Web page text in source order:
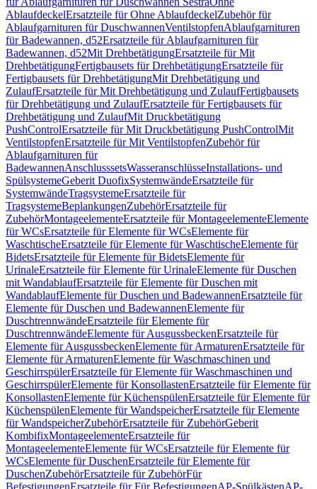
AblaufdeckelErsatzteile für Ohne AblaufdeckelZubehör für
Ablaufgarnituren für DuschwannenVentilstopfenAblaufgarnituren
für Badewannen, d52Ersatzteile für Ablaufgarnituren für
Badewannen, d52Mit DrehbetätigungErsatzteile für Mit
DrehbetätigungFertigbausets für DrehbetätigungErsatzteile für
Fertigbausets für DrehbetätigungMit Drehbetätigung und
ZulaufErsatzteile für Mit Drehbetätigung und ZulaufFertigbausets
für Drehbetätigung und ZulaufErsatzteile für Fertigbausets für
Drehbetätigung und ZulaufMit Druckbetätigung
PushControlErsatzteile für Mit Druckbetätigung PushControlMit
VentilstopfenErsatzteile für Mit VentilstopfenZubehör für
Ablaufgarnituren für
BadewannenAnschlusssetsWasseranschlüsseInstallations- und
SpülsystemeGeberit DuofixSystemwändeErsatzteile für
SystemwändeTragsystemeErsatzteile für
TragsystemeBeplankungenZubehörErsatzteile für
ZubehörMontageelementeErsatzteile für MontageelementeElemente
für WCsErsatzteile für Elemente für WCsElemente für
WaschtischeErsatzteile für Elemente für WaschtischeElemente für
BidetsErsatzteile für Elemente für BidetsElemente für
UrinaleErsatzteile für Elemente für UrinaleElemente für Duschen
mit WandablaufErsatzteile für Elemente für Duschen mit
WandablaufElemente für Duschen und BadewannenErsatzteile für
Elemente für Duschen und BadewannenElemente für
DuschtrennwändeErsatzteile für Elemente für
DuschtrennwändeElemente für AusgussbeckenErsatzteile für
Elemente für AusgussbeckenElemente für ArmaturenErsatzteile für
Elemente für ArmaturenElemente für Waschmaschinen und
GeschirrspülerErsatzteile für Elemente für Waschmaschinen und
GeschirrspülerElemente für KonsollastenErsatzteile für Elemente für
KonsollastenElemente für KüchenspülenErsatzteile für Elemente für
KüchenspülenElemente für WandspeicherErsatzteile für Elemente
für WandspeicherZubehörErsatzteile für ZubehörGeberit
KombifixMontageelementeErsatzteile für
MontageelementeElemente für WCsErsatzteile für Elemente für
WCsElemente für DuschenErsatzteile für Elemente für
DuschenZubehörErsatzteile für ZubehörFür
BefestigungenErsatzteile für Für BefestigungenAP-SpülkästenAP-